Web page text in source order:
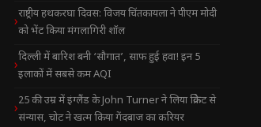
राष्ट्रीय हथकरघा दिवस: विजय चिंतकायला ने पीएम मोदी
को भेंट किया मंगलागिरी शॉल
दिल्ली में बारिश बनी ‘सौगात’, साफ हुई हवा! इन 5
इलाकों में सबसे कम AQI
25 की उम्र में इंग्लैंड के John Turner ने लिया क्रिकेट से
संन्यास, चोट ने खत्म किया गेंदबाज का करियर